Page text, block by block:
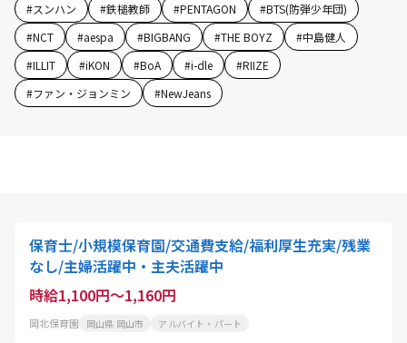
#スンハン #鉄槌教師 #PENTAGON #BTS(防弾少年団)
#NCT #aespa #BIGBANG #THE BOYZ #中島健人
#ILLIT #iKON #BoA #i-dle #RIIZE
#ファン・ジョンミン #NewJeans
保育士/小規模保育園/交通費支給/福利厚生充実/残業
なし/主婦活躍中・主夫活躍中
時給1,100円～1,160円
岡北保育園 岡山県 岡山市 アルバイト・パート